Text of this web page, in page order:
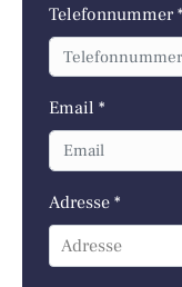
Telefonnummer *
Email *
Adresse *
Adresse